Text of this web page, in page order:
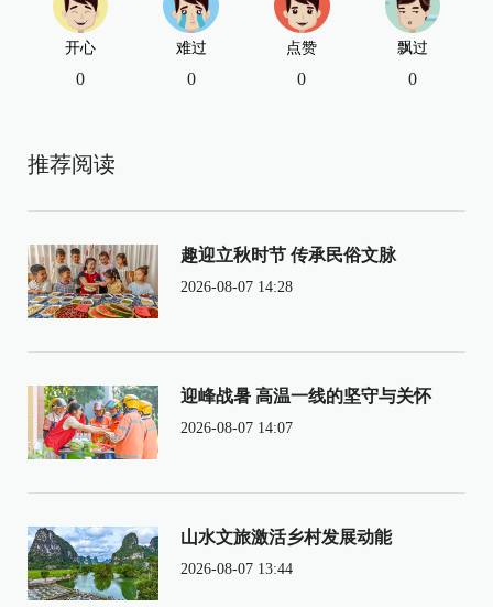
开心
0
难过
0
点赞
0
飘过
0
推荐阅读
趣迎立秋时节 传承民俗文脉
2026-08-07 14:28
迎峰战暑 高温一线的坚守与关怀
2026-08-07 14:07
山水文旅激活乡村发展动能
2026-08-07 13:44